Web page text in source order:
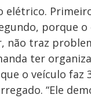
elétrico.
porque o
não traz
ter
o veículo faz
“Ele